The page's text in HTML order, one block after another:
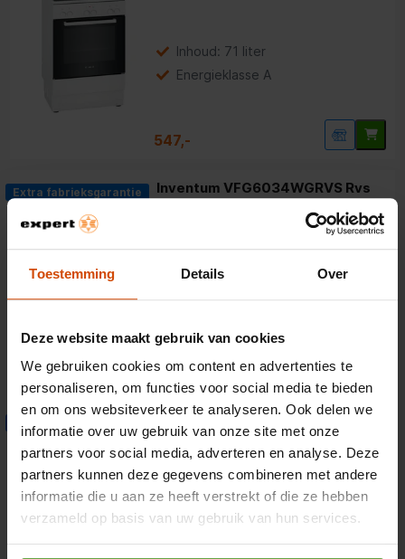
Toestemming Details Over
Deze website maakt gebruik van cookies
We gebruiken cookies om content en advertenties te
personaliseren, om functies voor social media te bieden
en om ons websiteverkeer te analyseren. Ook delen we
informatie over uw gebruik van onze site met onze
partners voor social media, adverteren en analyse. Deze
partners kunnen deze gegevens combineren met andere
informatie die u aan ze heeft verstrekt of die ze hebben
verzameld op basis van uw gebruik van hun services.
Inhoud: 71 liter
Energieklasse A
547,-
Extra fabrieksgarantie Inventum VFG6034WGRVS Rvs
4.3 (40)
4 gasbranders
485,-
ETNA FGV460RVS
Gasfornuis
4.1 (9)
Inhoud: 65 liter